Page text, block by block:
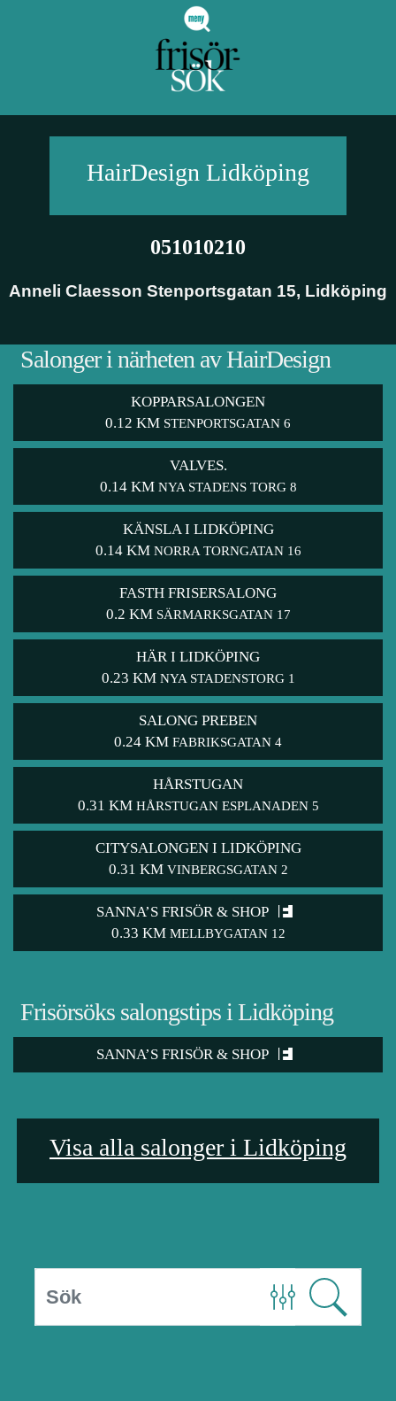
HairDesign Lidköping
051010210
Anneli Claesson Stenportsgatan 15, Lidköping
Salonger i närheten av HairDesign
KOPPARSALONGEN
0.12 KM STENPORTSGATAN 6
VALVES.
0.14 KM NYA STADENS TORG 8
KÄNSLA I LIDKÖPING
0.14 KM NORRA TORNGATAN 16
FASTH FRISERSALONG
0.2 KM SÄRMARKSGATAN 17
HÄR I LIDKÖPING
0.23 KM NYA STADENSTORG 1
SALONG PREBEN
0.24 KM FABRIKSGATAN 4
HÅRSTUGAN
0.31 KM HÅRSTUGAN ESPLANADEN 5
CITYSALONGEN I LIDKÖPING
0.31 KM VINBERGSGATAN 2
SANNA’S FRISÖR & SHOP
0.33 KM MELLBYGATAN 12
Frisörsöks salongstips i Lidköping
SANNA’S FRISÖR & SHOP
Visa alla salonger i Lidköping